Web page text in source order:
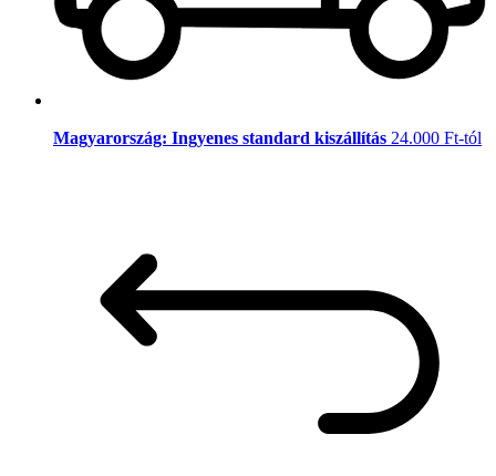
Magyarország: Ingyenes standard kiszállítás 24.000 Ft-tól